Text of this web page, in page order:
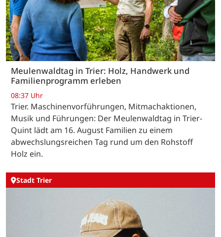
Meulenwaldtag in Trier: Holz, Handwerk und
Familienprogramm erleben
08:37 Uhr
Trier. Maschinenvorführungen, Mitmachaktionen,
Musik und Führungen: Der Meulenwaldtag in Trier-
Quint lädt am 16. August Familien zu einem
abwechslungsreichen Tag rund um den Rohstoff
Holz ein.
Stadt Trier